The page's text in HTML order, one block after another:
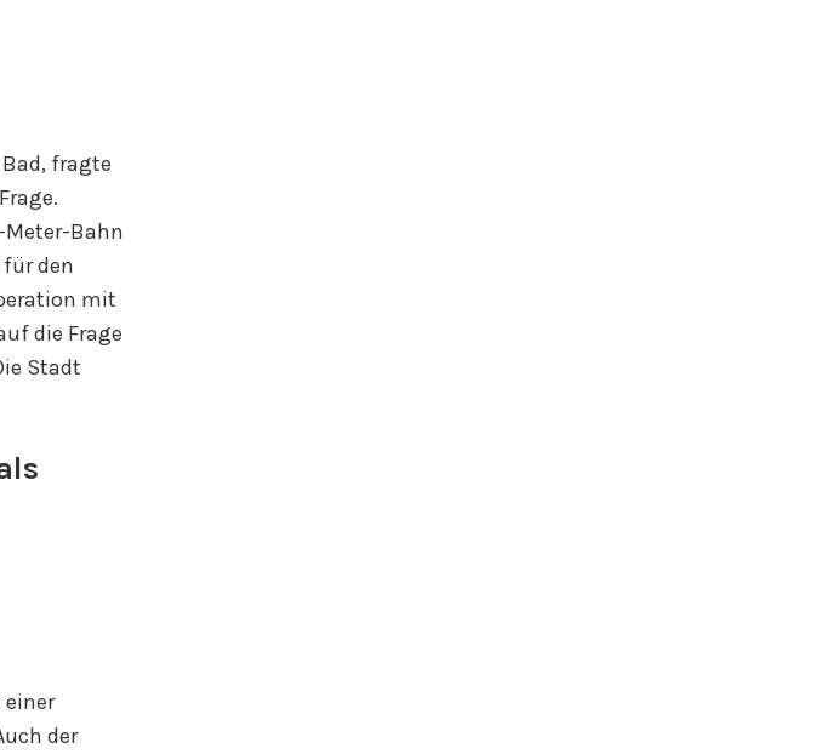
fragte
Meter-Bahn
den
mit
die Frage
Stadt
der